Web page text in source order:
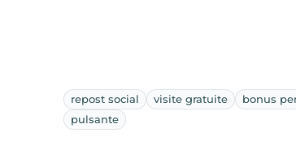
repost social visite gratuite
bonus
pulsante